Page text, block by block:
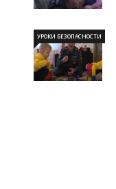
УРОКИ БЕЗОПАСНОСТИ